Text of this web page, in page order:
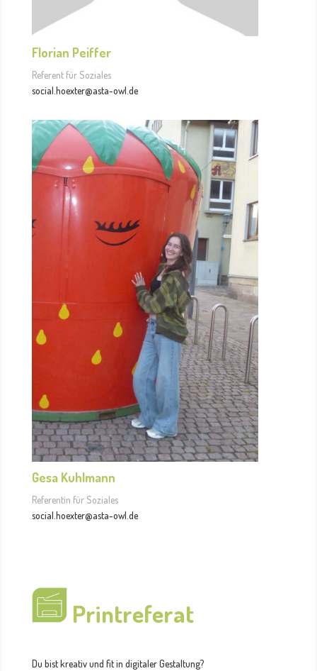
Florian Peiffer
Referent für Soziales
social.hoexter@asta-owl.de
Gesa Kuhlmann
Referentin für Soziales
social.hoexter@asta-owl.de
Printreferat
Du bist kreativ und fit in digitaler Gestaltung?